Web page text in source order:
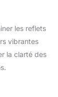
les reflets
vibrantes
la clarté des